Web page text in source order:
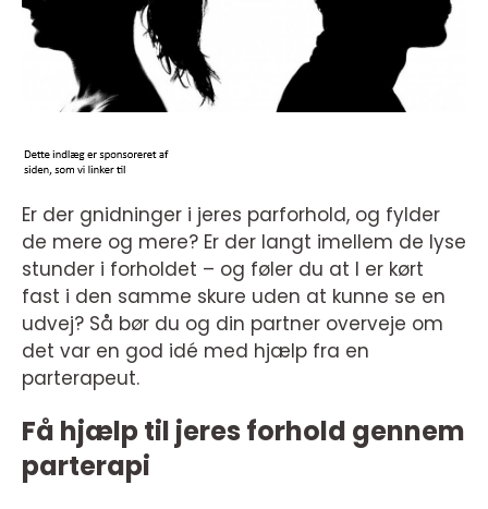
Er der gnidninger i jeres parforhold, og fylder
de mere og mere? Er der langt imellem de lyse
stunder i forholdet – og føler du at I er kørt
fast i den samme skure uden at kunne se en
udvej? Så bør du og din partner overveje om
det var en god idé med hjælp fra en
parterapeut.
Få hjælp til jeres forhold gennem
parterapi